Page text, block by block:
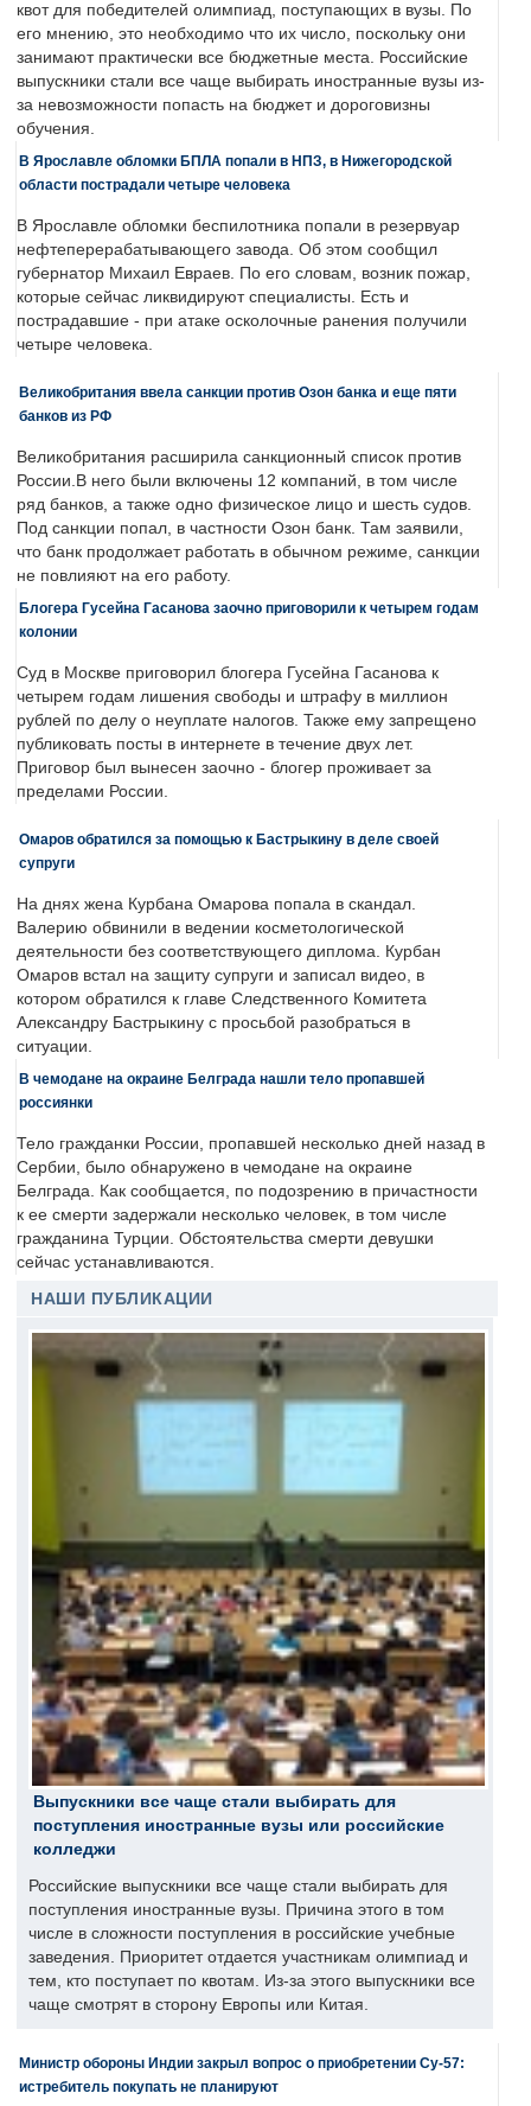
квот для победителей олимпиад, поступающих в вузы. По
его мнению, это необходимо что их число, поскольку они
занимают практически все бюджетные места. Российские
выпускники стали все чаще выбирать иностранные вузы из-
за невозможности попасть на бюджет и дороговизны
обучения.
В Ярославле обломки БПЛА попали в НПЗ, в Нижегородской
области пострадали четыре человека
В Ярославле обломки беспилотника попали в резервуар
нефтеперерабатывающего завода. Об этом сообщил
губернатор Михаил Евраев. По его словам, возник пожар,
которые сейчас ликвидируют специалисты. Есть и
пострадавшие - при атаке осколочные ранения получили
четыре человека.
Великобритания ввела санкции против Озон банка и еще пяти
банков из РФ
Великобритания расширила санкционный список против
России.В него были включены 12 компаний, в том числе
ряд банков, а также одно физическое лицо и шесть судов.
Под санкции попал, в частности Озон банк. Там заявили,
что банк продолжает работать в обычном режиме, санкции
не повлияют на его работу.
Блогера Гусейна Гасанова заочно приговорили к четырем годам
колонии
Суд в Москве приговорил блогера Гусейна Гасанова к
четырем годам лишения свободы и штрафу в миллион
рублей по делу о неуплате налогов. Также ему запрещено
публиковать посты в интернете в течение двух лет.
Приговор был вынесен заочно - блогер проживает за
пределами России.
Омаров обратился за помощью к Бастрыкину в деле своей
супруги
На днях жена Курбана Омарова попала в скандал.
Валерию обвинили в ведении косметологической
деятельности без соответствующего диплома. Курбан
Омаров встал на защиту супруги и записал видео, в
котором обратился к главе Следственного Комитета
Александру Бастрыкину с просьбой разобраться в
ситуации.
В чемодане на окраине Белграда нашли тело пропавшей
россиянки
Тело гражданки России, пропавшей несколько дней назад в
Сербии, было обнаружено в чемодане на окраине
Белграда. Как сообщается, по подозрению в причастности
к ее смерти задержали несколько человек, в том числе
гражданина Турции. Обстоятельства смерти девушки
сейчас устанавливаются.
НАШИ ПУБЛИКАЦИИ
Выпускники все чаще стали выбирать для
поступления иностранные вузы или российские
колледжи
Российские выпускники все чаще стали выбирать для
поступления иностранные вузы. Причина этого в том
числе в сложности поступления в российские учебные
заведения. Приоритет отдается участникам олимпиад и
тем, кто поступает по квотам. Из-за этого выпускники все
чаще смотрят в сторону Европы или Китая.
Министр обороны Индии закрыл вопрос о приобретении Су-57:
истребитель покупать не планируют